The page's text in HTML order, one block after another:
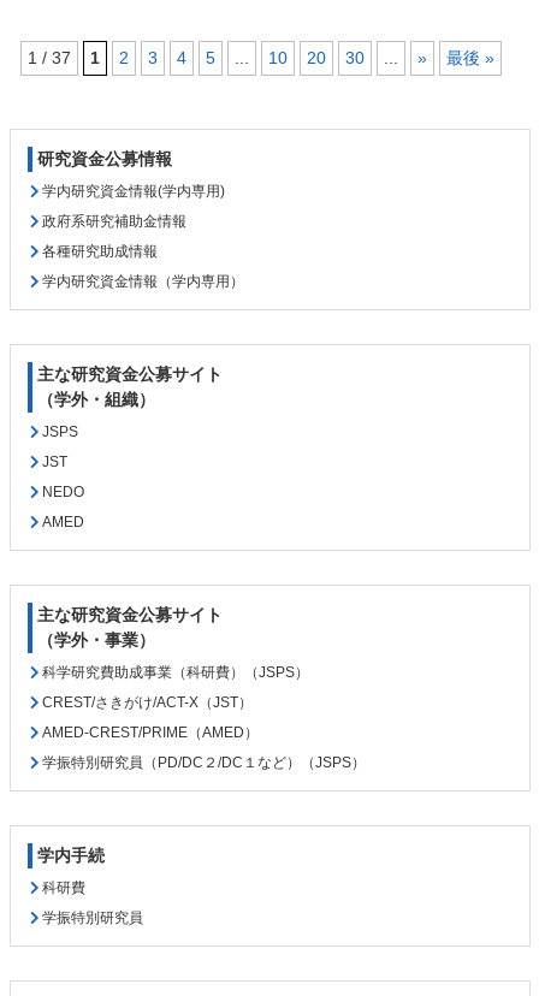
1 / 37 1 2 3 4 5 ... 10 20 30 ... »
最後 »
頭
へ
研究資金公募情報
学内研究資金情報(学内専用)
政府系研究補助金情報
各種研究助成情報
学内研究資金情報（学内専用）
主な研究資金公募サイト
（学外・組織）
JSPS
JST
NEDO
AMED
主な研究資金公募サイト
（学外・事業）
科学研究費助成事業（科研費）（JSPS）
CREST/さきがけ/ACT-X（JST）
AMED-CREST/PRIME（AMED）
学振特別研究員（PD/DC２/DC１など）（JSPS）
学内手続
科研費
学振特別研究員